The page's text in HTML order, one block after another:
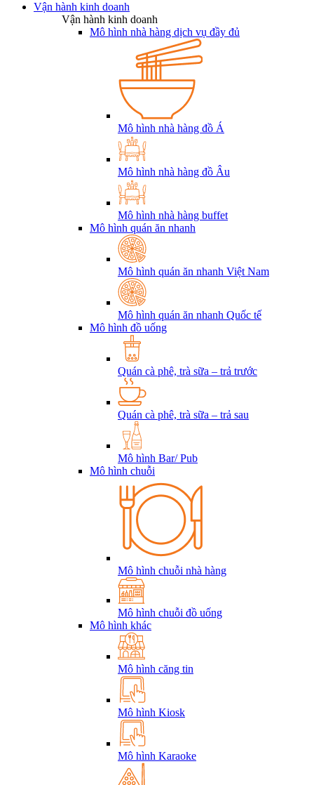
Vận hành kinh doanh
Vận hành kinh doanh
Mô hình nhà hàng dịch vụ đầy đủ
Mô hình nhà hàng đồ Á
Mô hình nhà hàng đồ Âu
Mô hình nhà hàng buffet
Mô hình quán ăn nhanh
Mô hình quán ăn nhanh Việt Nam
Mô hình quán ăn nhanh Quốc tế
Mô hình đồ uống
Quán cà phê, trà sữa – trả trước
Quán cà phê, trà sữa – trả sau
Mô hình Bar/ Pub
Mô hình chuỗi
Mô hình chuỗi nhà hàng
Mô hình chuỗi đồ uống
Mô hình khác
Mô hình căng tin
Mô hình Kiosk
Mô hình Karaoke